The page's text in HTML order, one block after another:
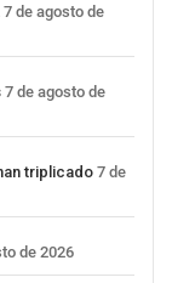
7 de agosto de
7 de agosto de
triplicado 7 de
de 2026